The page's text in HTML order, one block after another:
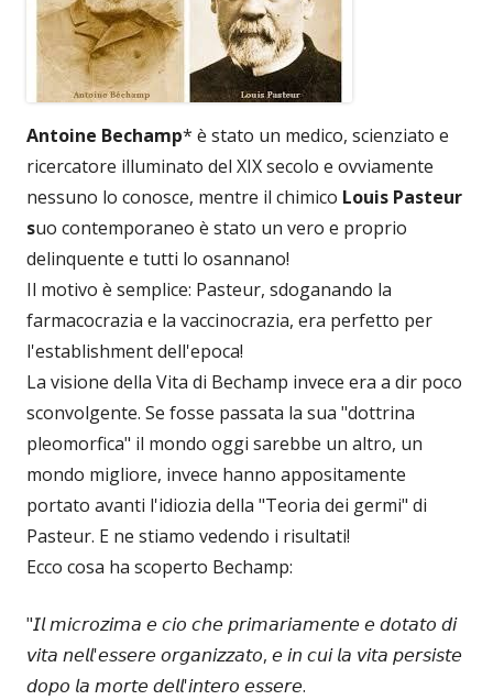
Antoine Bechamp* è stato un medico, scienziato e
ricercatore illuminato del XIX secolo e ovviamente
nessuno lo conosce, mentre il chimico Louis Pasteur
suo contemporaneo è stato un vero e proprio
delinquente e tutti lo osannano!
Il motivo è semplice: Pasteur, sdoganando la
farmacocrazia e la vaccinocrazia, era perfetto per
l'establishment dell'epoca!
La visione della Vita di Bechamp invece era a dir poco
sconvolgente. Se fosse passata la sua "dottrina
pleomorfica" il mondo oggi sarebbe un altro, un
mondo migliore, invece hanno appositamente
portato avanti l'idiozia della "Teoria dei germi" di
Pasteur. E ne stiamo vedendo i risultati!
Ecco cosa ha scoperto Bechamp:
"𝘐𝘭 𝘮𝘪𝘤𝘳𝘰𝘻𝘪𝘮𝘢 𝘦‌ 𝘤𝘪𝘰‌ 𝘤𝘩𝘦 𝘱𝘳𝘪𝘮𝘢𝘳𝘪𝘢𝘮𝘦𝘯𝘵𝘦 𝘦‌ 𝘥𝘰𝘵𝘢𝘵𝘰 𝘥𝘪
𝘷𝘪𝘵𝘢 𝘯𝘦𝘭𝘭'𝘦𝘴𝘴𝘦𝘳𝘦 𝘰𝘳𝘨𝘢𝘯𝘪𝘻𝘻𝘢𝘵𝘰, 𝘦 𝘪𝘯 𝘤𝘶𝘪 𝘭𝘢 𝘷𝘪𝘵𝘢 𝘱𝘦𝘳𝘴𝘪𝘴𝘵𝘦
𝘥𝘰𝘱𝘰 𝘭𝘢 𝘮𝘰𝘳𝘵𝘦 𝘥𝘦𝘭𝘭'𝘪𝘯𝘵𝘦𝘳𝘰 𝘦𝘴𝘴𝘦𝘳𝘦.